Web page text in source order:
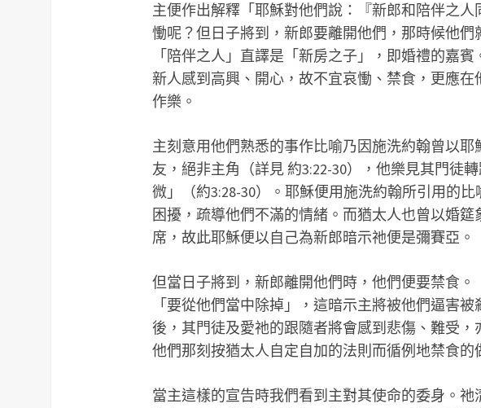
主便作出解釋「耶穌對他們說：『新郎和陪伴之
慟呢？但日子將到，新郎要離開他們，那時候他們
「陪伴之人」直譯是「新房之子」，即婚禮的嘉
新人感到高興、開心，故不宜哀慟、禁食，更應
作樂。
主刻意用他們熟悉的事作比喻乃因施洗約翰曾以耶
友，絕非主角（詳見 約3:22-30），他樂見其門徒
微」（約3:28-30）。耶穌便用施洗約翰所引用的
困擾，疏導他們不滿的情緒。而猶太人也曾以婚
席，故此耶穌便以自己為新郎暗示祂便是彌賽亞。
但當日子將到，新郎離開他們時，他們便要禁食。
「要從他們當中除掉」，這暗示主將被他們逼害
後，其門徒及愛祂的跟隨者將會感到悲傷、難受
他們那刻按猶太人自定自加的法則而循例地禁食的
當主這樣的宣告時我們看到主對其使命的委身。